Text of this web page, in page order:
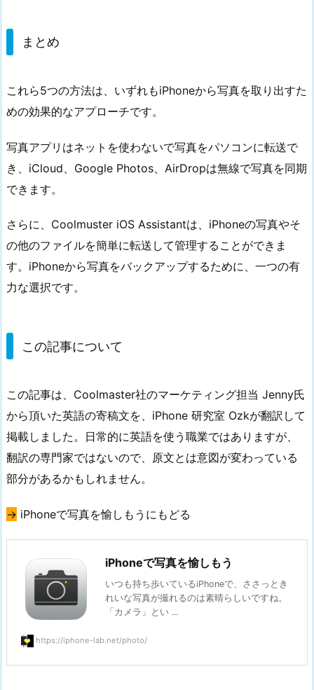
まとめ
これら5つの方法は、いずれもiPhoneから写真を取り出すた
めの効果的なアプローチです。
写真アプリはネットを使わないで写真をパソコンに転送で
き、iCloud、Google Photos、AirDropは無線で写真を同期
できます。
さらに、Coolmuster iOS Assistantは、iPhoneの写真やそ
の他のファイルを簡単に転送して管理することができま
す。iPhoneから写真をバックアップするために、一つの有
力な選択です。
この記事について
この記事は、Coolmaster社のマーケティング担当 Jenny氏
から頂いた英語の寄稿文を、iPhone 研究室 Ozkが翻訳して
掲載しました。日常的に英語を使う職業ではありますが、
翻訳の専門家ではないので、原文とは意図が変わっている
部分があるかもしれません。
→ iPhoneで写真を愉しもうにもどる
iPhoneで写真を愉しもう
いつも持ち歩いているiPhoneで、ささっとき
れいな写真が撮れるのは素晴らしいですね。
「カメラ」とい ...
https://iphone-lab.net/photo/